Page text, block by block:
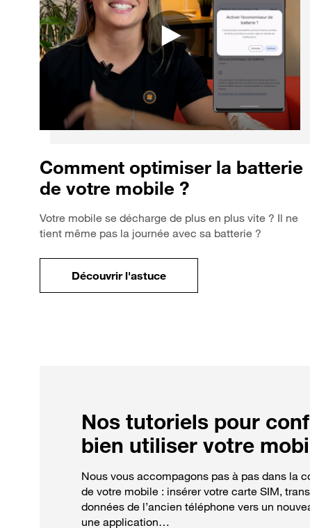
Comment optimiser la batterie
de votre mobile ?
Votre mobile se décharge de plus en plus vite ? Il ne
tient même pas la journée avec sa batterie ?
Découvrir l'astucepour Comment optimiser la batterie
Nos tutoriels pour
bien utiliser votre
Nous vous accompagons pas à pas dans la
de votre mobile : insérer votre carte SIM,
données de l’ancien téléphone vers un
une application…